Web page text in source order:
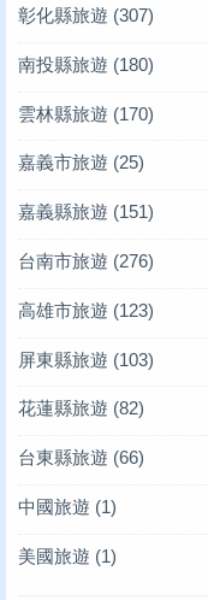
彰化縣旅遊 (307)
南投縣旅遊 (180)
雲林縣旅遊 (170)
嘉義市旅遊 (25)
嘉義縣旅遊 (151)
台南市旅遊 (276)
高雄市旅遊 (123)
屏東縣旅遊 (103)
花蓮縣旅遊 (82)
台東縣旅遊 (66)
中國旅遊 (1)
美國旅遊 (1)